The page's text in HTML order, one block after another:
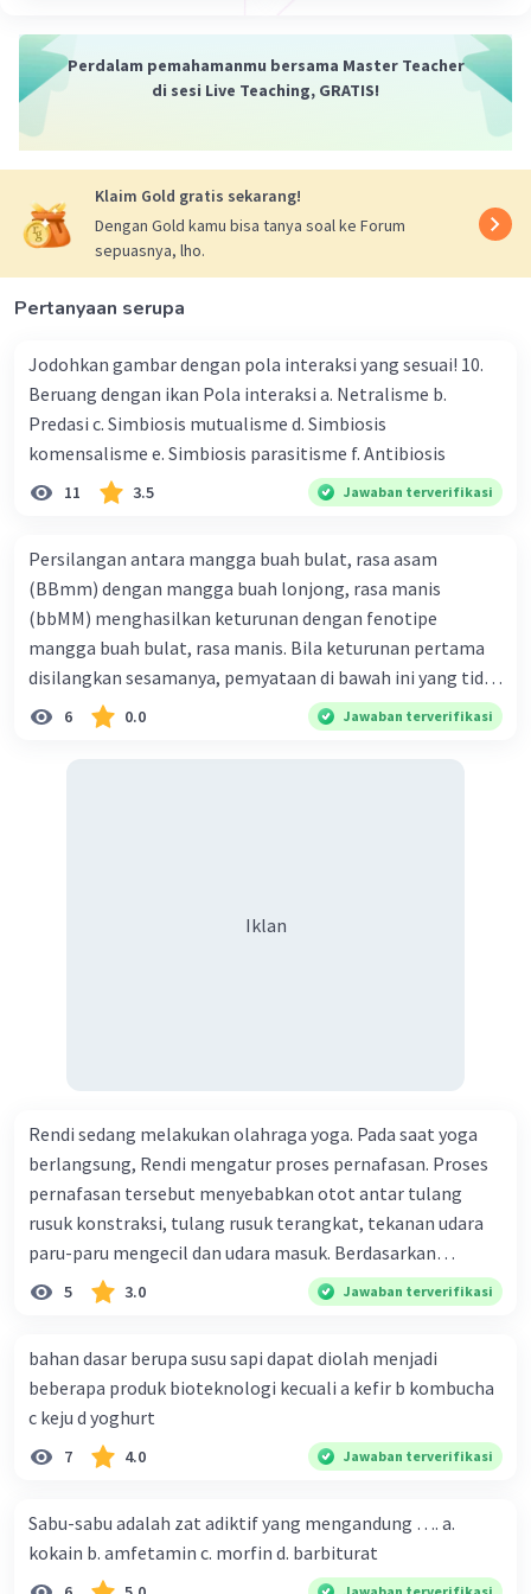
Sumber Energi: Heterotrof tidak dapat menghasilkan
energi sendiri melalui fotosintesis atau kemosintesis.
Mereka harus mendapatkan energi dari organisme lain
atau senyawa organik yang sudah ada.
Sumber Nutrisi: Heterotrof tidak membuat nutrisi
mendapatkan nutrisi organik yang sudah ada, seperti
glukosa dan molekul organik lainnya, dengan
mengonsumsi organisme lain atau materi organik yang
telah terbentuk.
manusia, hewan, jamur, dan banyak bakteri. Mereka
semua bergantung pada organisme lain atau sisa-sisa
organik untuk mendapatkan energi dan nutrisi.
Dengan kata lain, perbedaan utama antara autotrof dan
heterotrof terletak pada kemampuan mereka untuk
menghasilkan energi dan nutrisi sendiri (autotrof)
sumber-sumber organik lainnya untuk memenuhi
kebutuhan energi dan nutrisi (heterotrof).
Beri Rating
Perdalam pemahamanmu bersama Master Teacher
di sesi Live Teaching, GRATIS!
Klaim Gold gratis sekarang!
Dengan Gold kamu bisa tanya soal ke Forum
sepuasnya, lho.
Pertanyaan serupa
Jodohkan gambar dengan pola interaksi yang sesuai! 10.
Beruang dengan ikan Pola interaksi a. Netralisme b.
Predasi c. Simbiosis mutualisme d. Simbiosis
komensalisme e. Simbiosis parasitisme f. Antibiosis
11 3.5 Jawaban terverifikasi
Persilangan antara mangga buah bulat, rasa asam
(BBmm) dengan mangga buah lonjong, rasa manis
(bbMM) menghasilkan keturunan dengan fenotipe
mangga buah bulat, rasa manis. Bila keturunan pertama
disilangkan sesamanya, pemyataan di bawah ini yang tidak
benar mengenai keturunan yang dihasilkan dari
6 0.0 Jawaban terverifikasi
Iklan
Rendi sedang melakukan olahraga yoga. Pada saat yoga
berlangsung, Rendi mengatur proses pernafasan. Proses
pernafasan tersebut menyebabkan otot antar tulang
rusuk konstraksi, tulang rusuk terangkat, tekanan udara
paru-paru mengecil dan udara masuk. Berdasarkan
informasi tersebut, dapat disimpulkan bahwa Rendi
sedang melakukan proses pernafasan....
5 3.0 Jawaban terverifikasi
bahan dasar berupa susu sapi dapat diolah menjadi
beberapa produk bioteknologi kecuali a kefir b kombucha
c keju d yoghurt
7 4.0 Jawaban terverifikasi
Sabu-sabu adalah zat adiktif yang mengandung …. a.
kokain b. amfetamin c. morfin d. barbiturat